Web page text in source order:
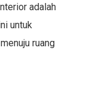
adalah
untuk
ruang